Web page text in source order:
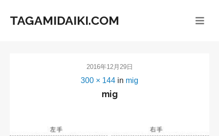
TAGAMIDAIKI.COM
2016年12月29日
300 × 144 in mig
mig